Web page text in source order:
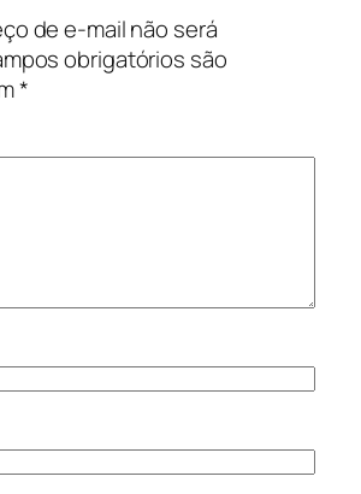
de e-mail não será
obrigatórios são
*